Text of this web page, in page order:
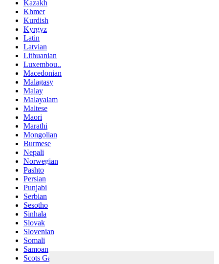
Kazakh
Khmer
Kurdish
Kyrgyz
Latin
Latvian
Lithuanian
Luxembou..
Macedonian
Malagasy
Malay
Malayalam
Maltese
Maori
Marathi
Mongolian
Burmese
Nepali
Norwegian
Pashto
Persian
Punjabi
Serbian
Sesotho
Sinhala
Slovak
Slovenian
Somali
Samoan
Scots Gaelic